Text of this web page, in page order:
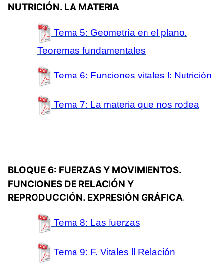
NUTRICIÓN. LA MATERIA
Tema 5: Geometría en el plano.
Teoremas fundamentales
Tema 6: Funciones vitales l: Nutrición
Tema 7: La materia que nos rodea
BLOQUE 6: FUERZAS Y MOVIMIENTOS.
FUNCIONES DE RELACIÓN Y
REPRODUCCIÓN. EXPRESIÓN GRÁFICA.
Tema 8: Las fuerzas
Tema 9: F. Vitales ll Relación